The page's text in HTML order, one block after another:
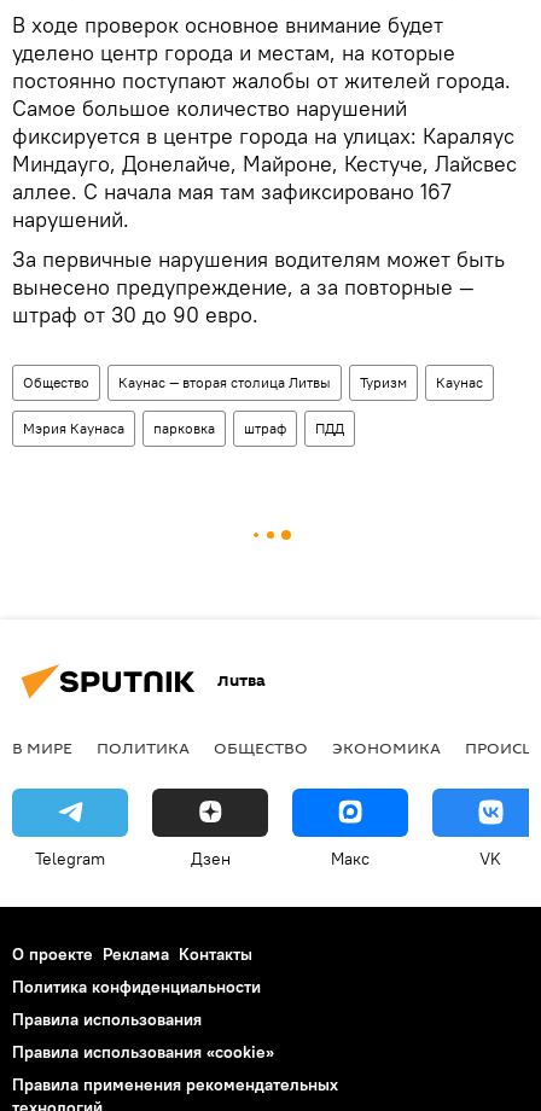
В ходе проверок основное внимание будет
уделено центр города и местам, на которые
постоянно поступают жалобы от жителей города.
Самое большое количество нарушений
фиксируется в центре города на улицах: Караляус
Миндауго, Донелайче, Майроне, Кестуче, Лайсвес
аллее. С начала мая там зафиксировано 167
нарушений.
За первичные нарушения водителям может быть
вынесено предупреждение, а за повторные —
штраф от 30 до 90 евро.
Общество Каунас — вторая столица Литвы Туризм Каунас
Мэрия Каунаса парковка штраф ПДД
Литва
В МИРЕ ПОЛИТИКА ОБЩЕСТВО ЭКОНОМИКА
Telegram Дзен Макс VK
О проекте Реклама Контакты
Политика конфиденциальности
Правила использования
Правила использования «cookie»
Правила применения рекомендательных